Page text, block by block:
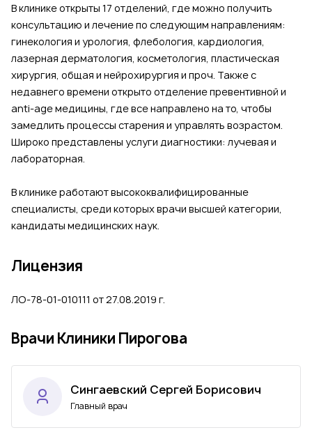
В клинике открыты 17 отделений, где можно получить
консультацию и лечение по следующим направлениям:
гинекология и урология, флебология, кардиология,
лазерная дерматология, косметология, пластическая
хирургия, общая и нейрохирургия и проч. Также с
недавнего времени открыто отделение превентивной и
anti-age медицины, где все направлено на то, чтобы
замедлить процессы старения и управлять возрастом.
Широко представлены услуги диагностики: лучевая и
лабораторная.
В клинике работают высококвалифицированные
специалисты, среди которых врачи высшей категории,
кандидаты медицинских наук.
Лицензия
ЛО-78-01-010111 от 27.08.2019 г.
Врачи Клиники Пирогова
Сингаевский Сергей Борисович
Главный врач